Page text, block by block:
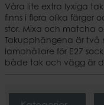
Våra lite extra lyxiga
finns i flera olika färger
stor. Mixa och matcha
Takupphängena är två
lamphållare för E27
både tak och vägg är